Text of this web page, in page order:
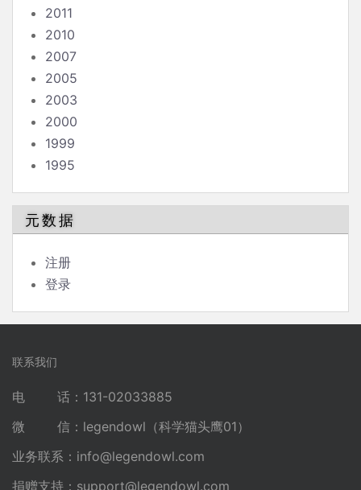
2011
2010
2007
2005
2003
2000
1999
1995
元数据
注册
登录
联系我们
电 话：131-02033885
微 信：legendowl（科学猫头鹰01）
业务联系： info@legendowl.com
捐赠支持： support@legendowl.com